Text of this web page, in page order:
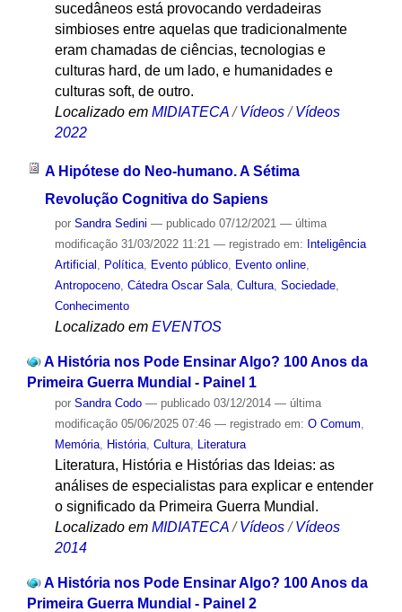
sucedâneos está provocando verdadeiras
simbioses entre aquelas que tradicionalmente
eram chamadas de ciências, tecnologias e
culturas hard, de um lado, e humanidades e
culturas soft, de outro.
Localizado em MIDIATECA / Vídeos / Vídeos
2022
A Hipótese do Neo-humano. A Sétima
Revolução Cognitiva do Sapiens
por Sandra Sedini — publicado07/12/2021 — última
modificação31/03/2022 11:21 — registrado em: Inteligência
Artificial , Política, Evento público, Evento online,
Antropoceno, Cátedra Oscar Sala, Cultura, Sociedade,
Conhecimento
Localizado em EVENTOS
A História nos Pode Ensinar Algo? 100 Anos da
Primeira Guerra Mundial - Painel 1
por Sandra Codo — publicado03/12/2014 — última
modificação05/06/2025 07:46 — registrado em: O Comum
Memória, História, Cultura, Literatura
Literatura, História e Histórias das Ideias: as
análises de especialistas para explicar e entender
o significado da Primeira Guerra Mundial.
Localizado em MIDIATECA /Vídeos /Vídeos
2014
A História nos Pode Ensinar Algo? 100 Anos da
Primeira Guerra Mundial - Painel 2